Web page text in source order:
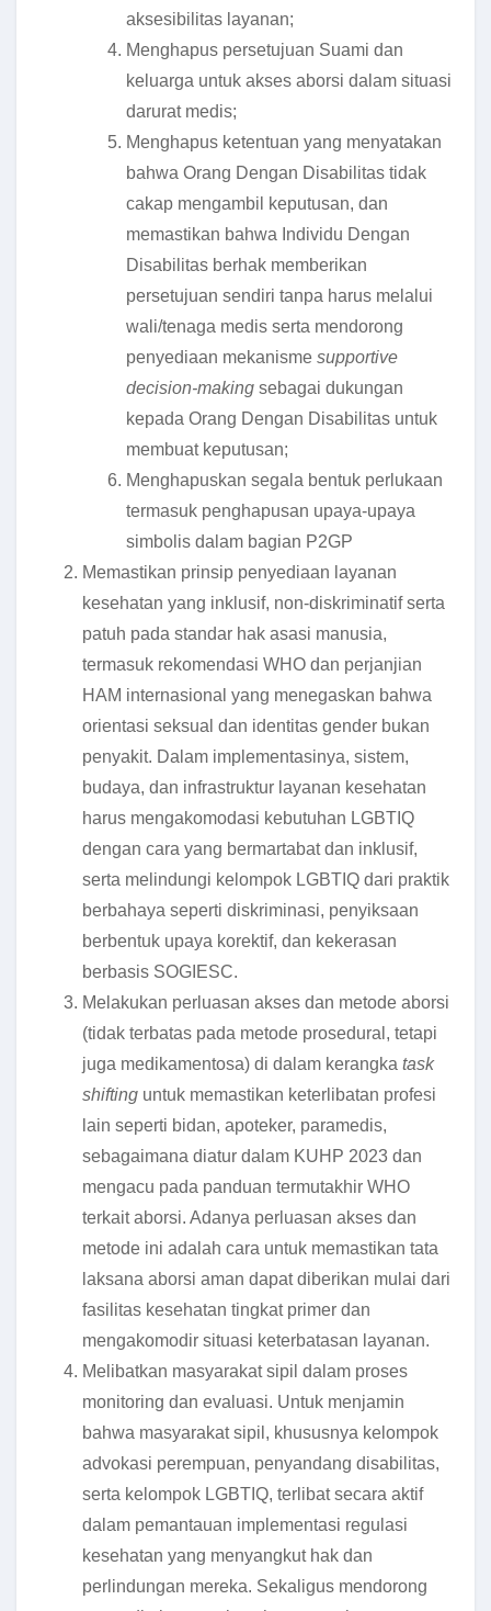
aksesibilitas layanan;
Menghapus persetujuan Suami dan
keluarga untuk akses aborsi dalam situasi
darurat medis;
Menghapus ketentuan yang menyatakan
bahwa Orang Dengan Disabilitas tidak
cakap mengambil keputusan, dan
memastikan bahwa Individu Dengan
Disabilitas berhak memberikan
persetujuan sendiri tanpa harus melalui
wali/tenaga medis serta mendorong
penyediaan mekanisme supportive
decision-making sebagai dukungan
kepada Orang Dengan Disabilitas untuk
membuat keputusan;
Menghapuskan segala bentuk perlukaan
termasuk penghapusan upaya-upaya
simbolis dalam bagian P2GP
Memastikan prinsip penyediaan layanan
kesehatan yang inklusif, non-diskriminatif serta
patuh pada standar hak asasi manusia,
termasuk rekomendasi WHO dan perjanjian
HAM internasional yang menegaskan bahwa
orientasi seksual dan identitas gender bukan
penyakit. Dalam implementasinya, sistem,
budaya, dan infrastruktur layanan kesehatan
harus mengakomodasi kebutuhan LGBTIQ
dengan cara yang bermartabat dan inklusif,
serta melindungi kelompok LGBTIQ dari praktik
berbahaya seperti diskriminasi, penyiksaan
berbentuk upaya korektif, dan kekerasan
berbasis SOGIESC.
Melakukan perluasan akses dan metode aborsi
(tidak terbatas pada metode prosedural, tetapi
juga medikamentosa) di dalam kerangka task
shifting untuk memastikan keterlibatan profesi
lain seperti bidan, apoteker, paramedis,
sebagaimana diatur dalam KUHP 2023 dan
mengacu pada panduan termutakhir WHO
terkait aborsi. Adanya perluasan akses dan
metode ini adalah cara untuk memastikan tata
laksana aborsi aman dapat diberikan mulai dari
fasilitas kesehatan tingkat primer dan
mengakomodir situasi keterbatasan layanan.
Melibatkan masyarakat sipil dalam proses
monitoring dan evaluasi. Untuk menjamin
bahwa masyarakat sipil, khususnya kelompok
advokasi perempuan, penyandang disabilitas,
serta kelompok LGBTIQ, terlibat secara aktif
dalam pemantauan implementasi regulasi
kesehatan yang menyangkut hak dan
perlindungan mereka. Sekaligus mendorong